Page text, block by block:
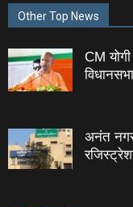
Other Top News
CM
अनंत